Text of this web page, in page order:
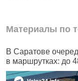
Материалы по
В Саратове
в маршрутках: до